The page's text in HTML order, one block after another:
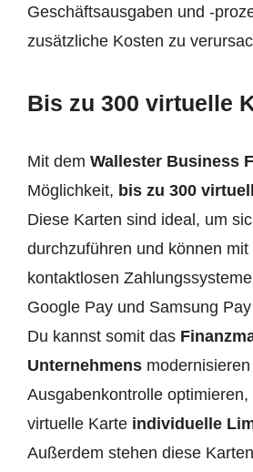
Geschäftsausgaben und -
zusätzliche Kosten zu
Bis zu 300 virtuelle
Mit dem Wallester Business
Möglichkeit, bis zu 300
Diese Karten sind ideal, um
durchzuführen und können
kontaktlosen
Google Pay und Samsung
Du kannst somit das
Unternehmensmodernisieren
Ausgabenkontrolle
virtuelle Karte individuelle
Außerdem stehen diese